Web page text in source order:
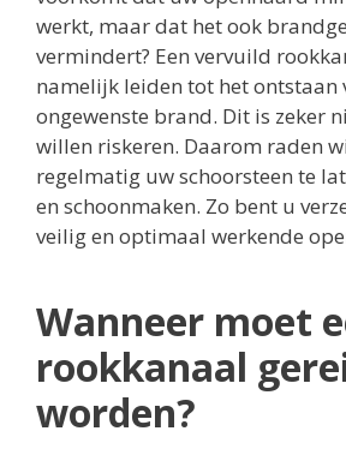
werkt, maar dat het ook
vermindert? Een vervuild
namelijk leiden tot het ontstaan
ongewenste brand. Dit is zeker
willen riskeren. Daarom raden
regelmatig uw schoorsteen te
en schoonmaken. Zo bent u
veilig en optimaal werkende
Wanneer moet
rookkanaal
worden?